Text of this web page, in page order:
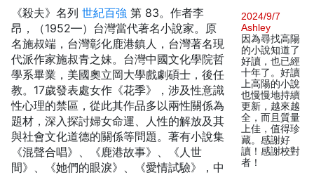
《殺夫》名列 世紀百強第 83。作者李
昂，（1952—）台灣當代著名小說家。原
名施叔端，台灣彰化鹿港鎮人，台灣著名現
代派作家施叔青之妹。台灣中國文化學院哲
學系畢業，美國奧立岡大學戲劇碩士，後任
教。17歲發表處女作《花季》，涉及性意識
性心理的禁區，從此其作品多以兩性關係為
題材，深入探討婦女命運、人性的解放及其
與社會文化道德的關係等問題。著有小說集
《混聲合唱》、《鹿港故事》、《人世
間》、《她們的眼淚》、《愛情試驗》，中
2024/9/7
Ashley
因為尋找高陽
的小說知道了
好讀，也已經
十年了。好讀
上高陽的小說
也慢慢地持續
更新，越來越
全，而且質量
上佳，值得珍
藏。感謝好
讀！感謝校對
者！